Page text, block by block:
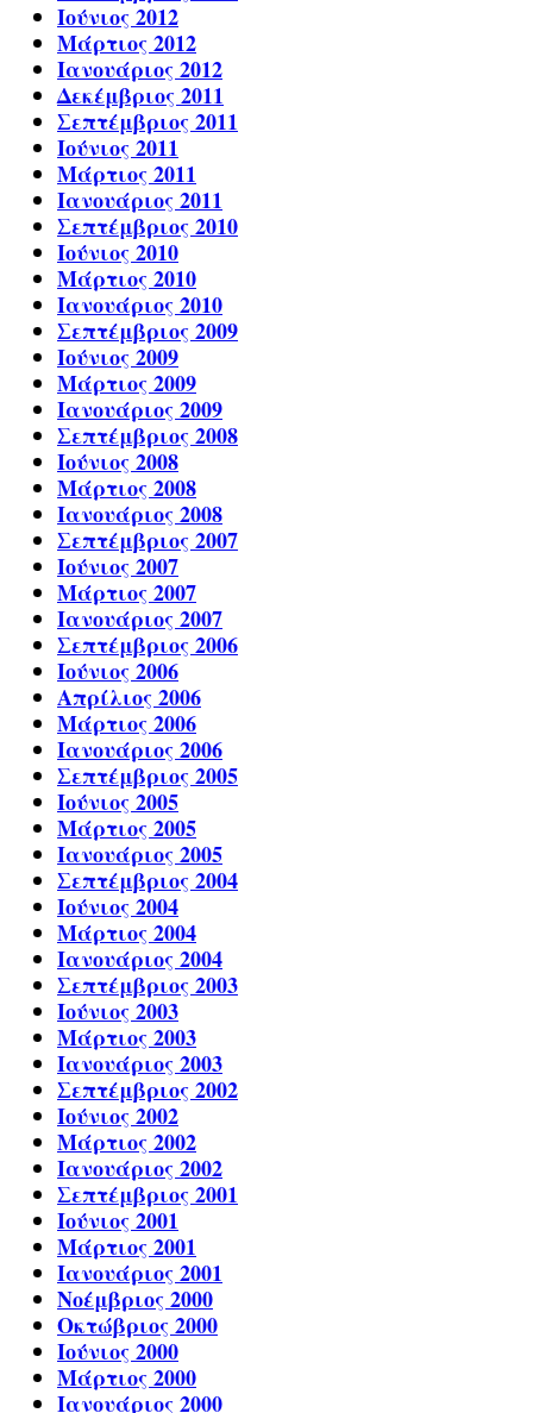
Ιούνιος 2012
Μάρτιος 2012
Ιανουάριος 2012
Δεκέμβριος 2011
Σεπτέμβριος 2011
Ιούνιος 2011
Μάρτιος 2011
Ιανουάριος 2011
Σεπτέμβριος 2010
Ιούνιος 2010
Μάρτιος 2010
Ιανουάριος 2010
Σεπτέμβριος 2009
Ιούνιος 2009
Μάρτιος 2009
Ιανουάριος 2009
Σεπτέμβριος 2008
Ιούνιος 2008
Μάρτιος 2008
Ιανουάριος 2008
Σεπτέμβριος 2007
Ιούνιος 2007
Μάρτιος 2007
Ιανουάριος 2007
Σεπτέμβριος 2006
Ιούνιος 2006
Απρίλιος 2006
Μάρτιος 2006
Ιανουάριος 2006
Σεπτέμβριος 2005
Ιούνιος 2005
Μάρτιος 2005
Ιανουάριος 2005
Σεπτέμβριος 2004
Ιούνιος 2004
Μάρτιος 2004
Ιανουάριος 2004
Σεπτέμβριος 2003
Ιούνιος 2003
Μάρτιος 2003
Ιανουάριος 2003
Σεπτέμβριος 2002
Ιούνιος 2002
Μάρτιος 2002
Ιανουάριος 2002
Σεπτέμβριος 2001
Ιούνιος 2001
Μάρτιος 2001
Ιανουάριος 2001
Νοέμβριος 2000
Οκτώβριος 2000
Ιούνιος 2000
Μάρτιος 2000
Ιανουάριος 2000